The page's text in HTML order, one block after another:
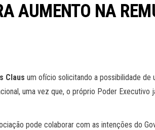
AUMENTO NA
Claus um ofício solicitando a possibilidade de
uma vez que, o próprio Poder Executivo
pode colaborar com as intenções do